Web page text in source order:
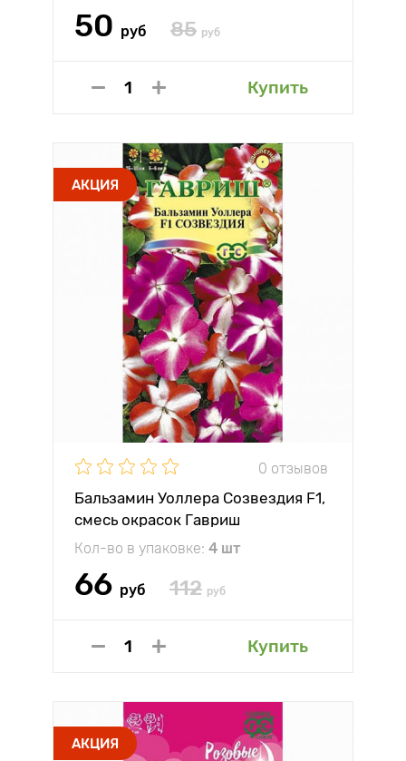
50 руб 85 руб
Купить
АКЦИЯ
0 отзывов
Бальзамин Уоллера Созвездия F1,
смесь окрасок Гавриш
Кол-во в упаковке: 4 шт
66 руб 112 руб
Купить
АКЦИЯ